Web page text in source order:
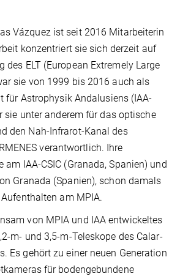
Vázquez ist seit 2016 Mitarbeiterin
konzentriert sie sich derzeit auf
des ELT (European Extremely Large
sie von 1999 bis 2016 auch als
für Astrophysik Andalusiens (IAA-
sie unter anderem für das optische
den Nah-Infrarot-Kanal des
verantwortlich. Ihre
am IAA-CSIC (Granada, Spanien) und
Granada (Spanien), schon damals
am MPIA.
von MPIA und IAA entwickeltes
m- und 3,5-m-Teleskope des Calar-
Es gehört zu einer neuen Generation
für bodengebundene